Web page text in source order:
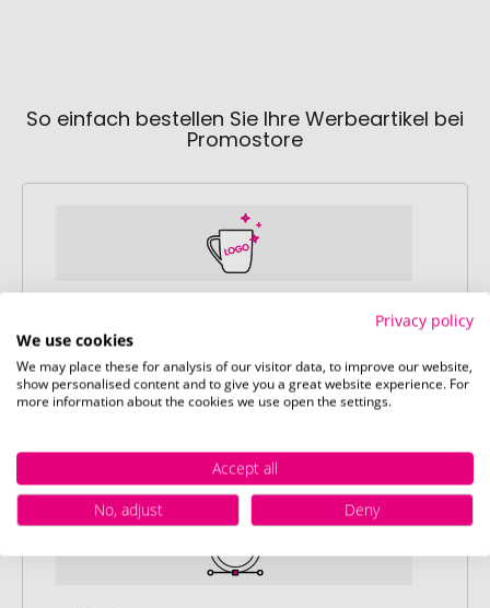
So einfach bestellen Sie Ihre Werbeartikel bei
Promostore
Artikelkonfiguration
Wählen Sie Ihre gewünschten
Werbeartikel aus und passen Sie diese
Anschließend legen Sie die konfigurierten
Artikel in Ihren Warenkorb.
Privacy policy
We use cookies
We may place these for analysis of our visitor data, to improve our website,
show personalised content and to give you a great website experience. For
more information about the cookies we use open the settings.
Accept all
No, adjust
Deny